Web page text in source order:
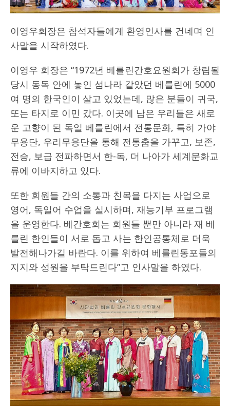
이영우회장은 참석자들에게 환영인사를 건네며 인
사말을 시작하였다.
이영우 회장은 “1972년 베를린간호요원회가 창립될
당시 동독 안에 놓인 섬나라 같았던 베를린에 5000
여 명의 한국인이 살고 있었는데, 많은 분들이 귀국,
또는 타지로 이민 갔다. 이곳에 남은 우리들은 새로
운 고향이 된 독일 베를린에서 전통문화, 특히 가야
무용단, 우리무용단을 통해 전통춤을 가꾸고, 보존,
전승, 보급 전파하면서 한-독, 더 나아가 세계문화교
류에 이바지하고 있다.
또한 회원들 간의 소통과 친목을 다지는 사업으로
영어, 독일어 수업을 실시하며, 재능기부 프로그램
을 운영한다. 베간호회는 회원들 뿐만 아니라 재 베
를린 한인들이 서로 돕고 사는 한인공통체로 더욱
발전해나가길 바란다. 이를 위하여 베를린동포들의
지지와 성원을 부탁드린다”고 인사말을 하였다.